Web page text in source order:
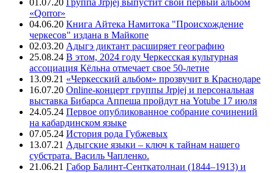
01.07.20 Группа Jrpjej выпустит свой первый альбом
«Qorror»
04.06.20 Книга Айтека Намитока "Происхождение
черкесов" издана в Майкопе
02.03.20 Адыгэ диктант расширяет географию
25.08.24 В этом, 2024 году Черкесская культурная
ассоциация Кёльна отмечает свое 50-летие
13.09.21 «Черкесский альбом» прозвучит в Краснодаре
16.07.20 Online-концерт группы Jrpjej и персональная
выставка Бибарса Аппеша пройдут на Yotube 17 июля
24.05.24 Первое опубликованное собрание сочинений
на кабардинском языке
07.05.24 История рода Губжевых
13.07.21 Адыгские языки – ключ к тайнам нашего
субстрата. Василь Чапленко.
21.06.21 Габор Балинт-Сенткатолнаи (1844–1913) и